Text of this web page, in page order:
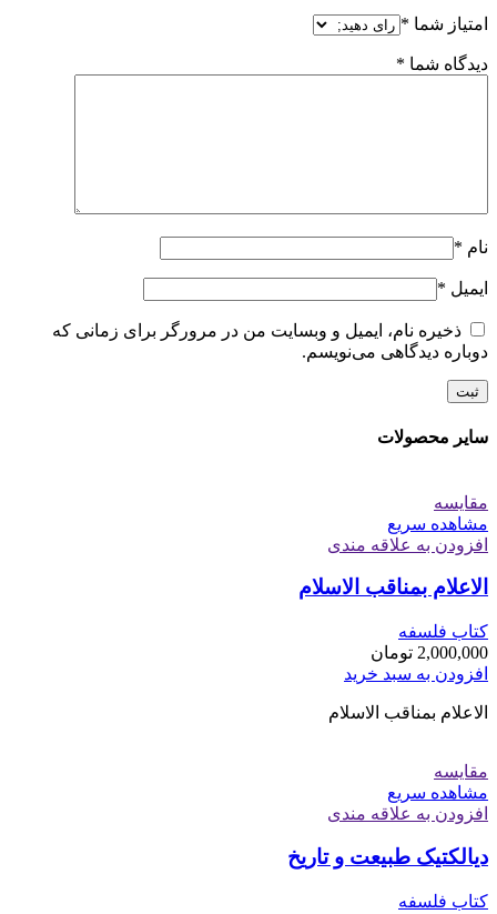
امتیاز شما *
دیدگاه شما *
نام *
ایمیل *
ذخیره نام، ایمیل و وبسایت من در مرورگر برای زمانی که
دوباره دیدگاهی می‌نویسم.
سایر محصولات
مقایسه
مشاهده سریع
افزودن به علاقه مندی
الاعلام بمناقب الاسلام
کتاب فلسفه
2,000,000 تومان
افزودن به سبد خرید
الاعلام بمناقب الاسلام
مقایسه
مشاهده سریع
افزودن به علاقه مندی
دیالکتیک طبیعت و تاریخ
کتاب فلسفه